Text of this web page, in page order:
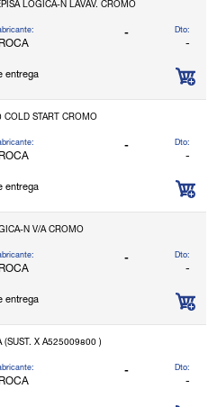
LOGICA-N LAVAV. CROMO
ROCA
- Dto:
-
entrega
START CROMO
ROCA
- Dto:
-
entrega
N V/A CROMO
ROCA
- Dto:
-
entrega
(SUST. X A525009800 )
ROCA
- Dto:
-